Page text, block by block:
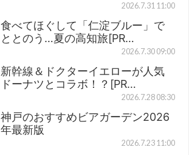
2026.7.31 11:00
食べてほぐして「仁淀ブルー」で
ととのう…夏の高知旅[PR…
2026.7.30 09:00
新幹線＆ドクターイエローが人気
ドーナツとコラボ！？[PR…
2026.7.28 08:30
神戸のおすすめビアガーデン2026
年最新版
2026.7.23 11:00